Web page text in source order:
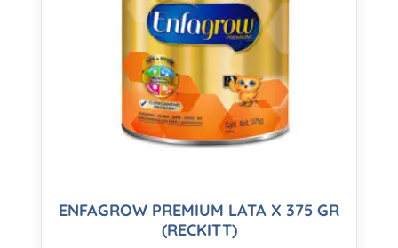
ENFAGROW PREMIUM LATA X 375 GR
(RECKITT)